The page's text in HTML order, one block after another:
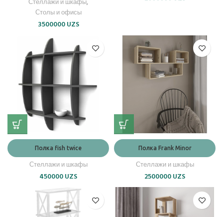
Стеллажи и шкафы,
Столы и офисы
3500000UZS
Полка fish twice
Стеллажи и шкафы
450000UZS
Полка Frank Minor
Стеллажи и шкафы
2500000UZS